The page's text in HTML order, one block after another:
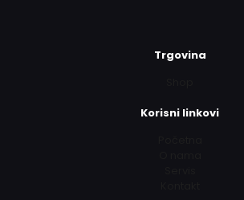
Trgovina
Korisni linkovi